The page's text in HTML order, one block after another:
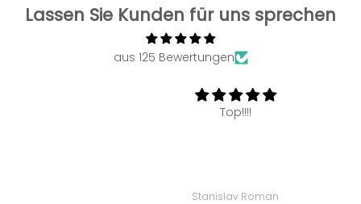
Lassen Sie Kunden für uns sprechen
aus 125 Bewertungen
Stanislav Roman